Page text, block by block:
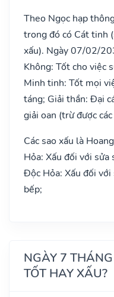
Theo Ngọc hạp
trong đó có Cát tinh
xấu). Ngày 07/02/
Không: Tốt cho việc
Minh tinh: Tốt mọi
táng; Giải thần: Đại
giải oan (trừ được
Các sao xấu là
Hỏa: Xấu đối với sửa
Độc Hỏa: Xấu đối với
bếp;
NGÀY 7
TỐT HAY XẤU?